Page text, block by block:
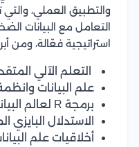
والتطبيق العملي،
التعامل مع البيانات
استراتيجية فعّالة، ومن
التعلم الآلي
علم البيانات
برمجة R لعالم البيانات
الاستدلال البايزي
أخلاقيات علم